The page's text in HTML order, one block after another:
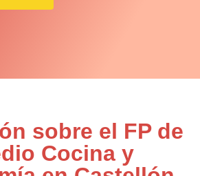
sobre el FP de
Cocina y